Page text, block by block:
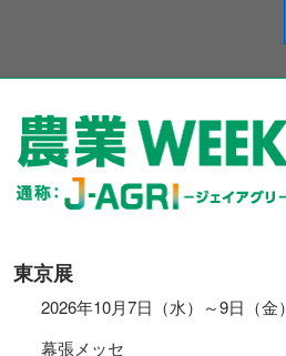
東京展
2026年10月7日（水）～9日（金）
幕張メッセ